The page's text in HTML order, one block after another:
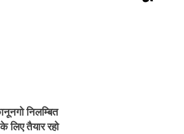
निलम्बित
लिए तैयार रहो